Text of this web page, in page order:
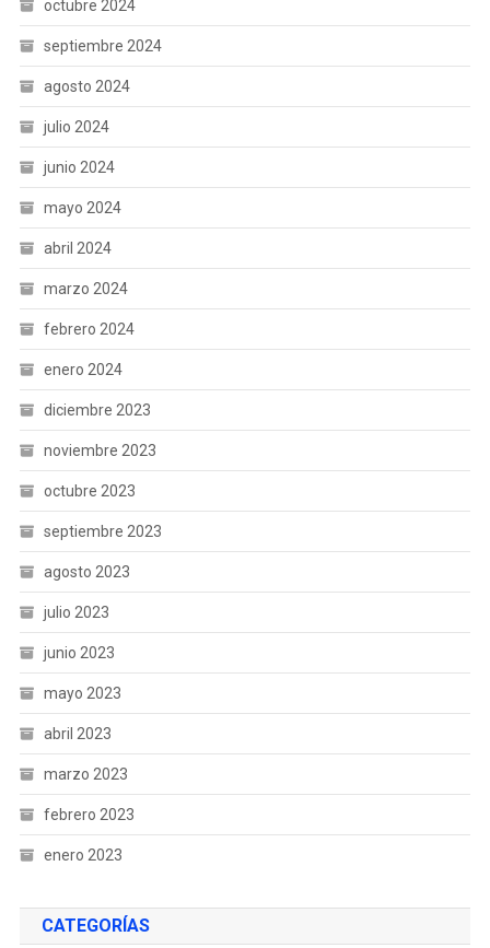
octubre 2024
septiembre 2024
agosto 2024
julio 2024
junio 2024
mayo 2024
abril 2024
marzo 2024
febrero 2024
enero 2024
diciembre 2023
noviembre 2023
octubre 2023
septiembre 2023
agosto 2023
julio 2023
junio 2023
mayo 2023
abril 2023
marzo 2023
febrero 2023
enero 2023
CATEGORÍAS